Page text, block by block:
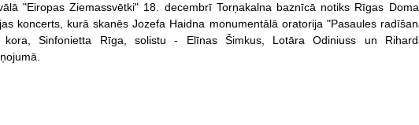
"Eiropas Ziemassvētki" 18. decembrī Torņakalna baznīcā notiks Rīgas
koncerts, kurā skanēs Jozefa Haidna monumentālā oratorija "Pasaules
kora, Sinfonietta Rīga, solistu - Elīnas Šimkus, Lotāra Odiniuss un